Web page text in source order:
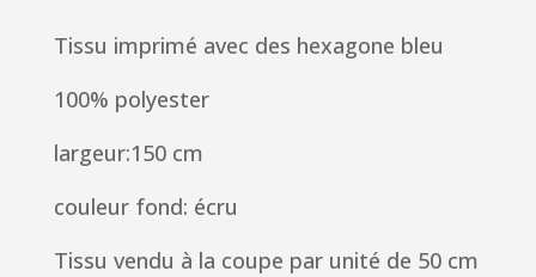
Tissu imprimé avec des hexagone bleu
100% polyester
largeur:150 cm
couleur fond: écru
Tissu vendu à la coupe par unité de 50 cm